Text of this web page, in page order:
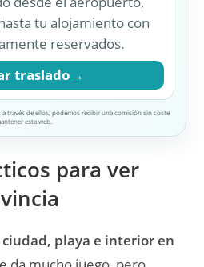
pierde gracia.
si quieres entender
la ciudad.
sin objetivopor la
puerto, porque esa parte
solo una gran
y Guadalest son
merece la pena darles su
más contexto